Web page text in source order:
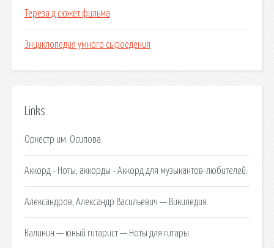
Тереза д сюжет фильма
Энциклопедия умного сыроедения
Links
Оркестр им. Осипова.
Аккорд - Ноты, аккорды - Аккорд для музыкантов-любителей.
Александров, Александр Васильевич — Википедия.
Калинин — юный гитарист — Ноты для гитары.